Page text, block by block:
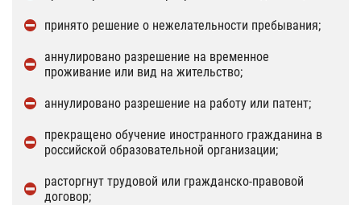
принято решение о нежелательности пребывания;
аннулировано разрешение на временное
проживание или вид на жительство;
аннулировано разрешение на работу или патент;
прекращено обучение иностранного гражданина в
российской образовательной организации;
расторгнут трудовой или гражданско-правовой
договор;